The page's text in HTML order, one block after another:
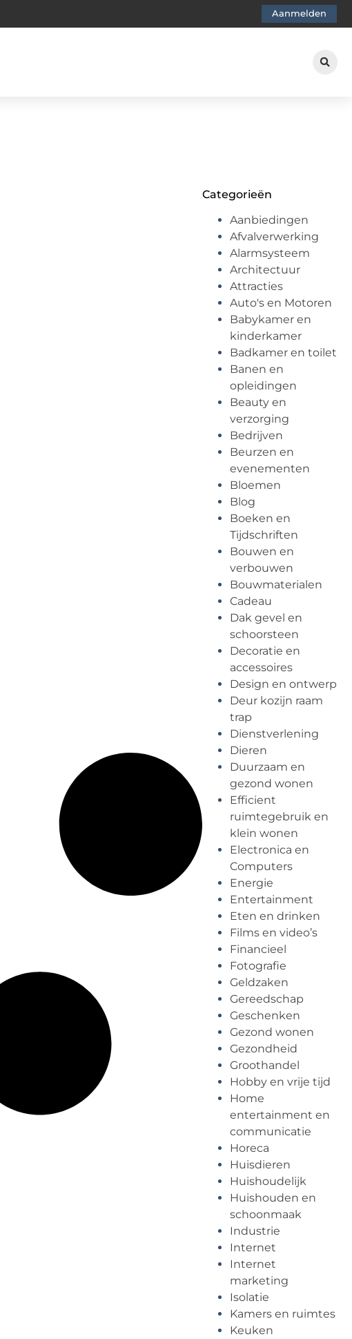
Aanmelden
Categorieën
Aanbiedingen
Afvalverwerking
Alarmsysteem
Architectuur
Attracties
Auto's en Motoren
Babykamer en
kinderkamer
Badkamer en toilet
Banen en
opleidingen
Beauty en
verzorging
Bedrijven
Beurzen en
evenementen
Bloemen
Blog
Boeken en
Tijdschriften
Bouwen en
verbouwen
Bouwmaterialen
Cadeau
Dak gevel en
schoorsteen
Decoratie en
accessoires
Design en ontwerp
Deur kozijn raam
trap
Dienstverlening
Dieren
Duurzaam en
gezond wonen
Efficient
ruimtegebruik en
klein wonen
Electronica en
Computers
Energie
Entertainment
Eten en drinken
Films en video’s
Financieel
Fotografie
Geldzaken
Gereedschap
Geschenken
Gezond wonen
Gezondheid
Groothandel
Hobby en vrije tijd
Home
entertainment en
communicatie
Horeca
Huisdieren
Huishoudelijk
Huishouden en
schoonmaak
Industrie
Internet
Internet
marketing
Isolatie
Kamers en ruimtes
Keuken